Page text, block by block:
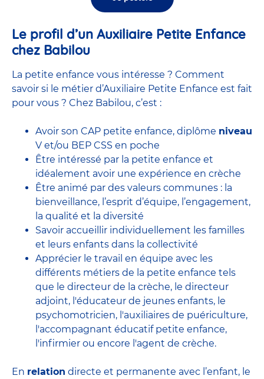
Le profil d’un Auxiliaire Petite Enfance
chez Babilou
La petite enfance vous intéresse ? Comment
savoir si le métier d’Auxiliaire Petite Enfance est fait
pour vous ? Chez Babilou, c’est :
Avoir son CAP petite enfance, diplôme niveau
V et/ou BEP CSS en poche
Être intéressé par la petite enfance et
idéalement avoir une expérience en crèche
Être animé par des valeurs communes : la
bienveillance, l’esprit d’équipe, l’engagement,
la qualité et la diversité
Savoir accueillir individuellement les familles
et leurs enfants dans la collectivité
Apprécier le travail en équipe avec les
différents métiers de la petite enfance tels
que le directeur de la crèche, le directeur
adjoint, l'éducateur de jeunes enfants, le
psychomotricien, l'auxiliaires de puériculture,
l'accompagnant éducatif petite enfance,
l'infirmier ou encore l'agent de crèche.
En relation directe et permanente avec l’enfant, le